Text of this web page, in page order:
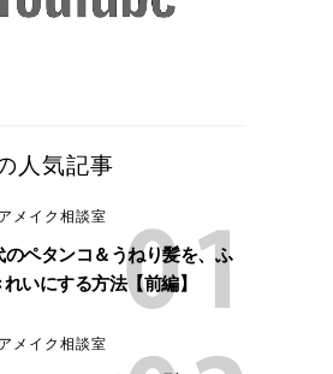
人気記事
メイク相談室
のペタンコ＆うねり髪を、ふ
いにする方法【前編】
メイク相談室